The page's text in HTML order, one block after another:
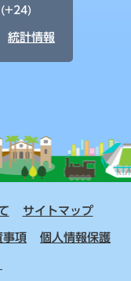
(+24)
統計情報
サイトマップ
事項 個人情報保護